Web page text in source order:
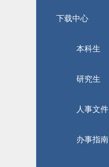
下载中心
本科生
研究生
人事文件
办事指南